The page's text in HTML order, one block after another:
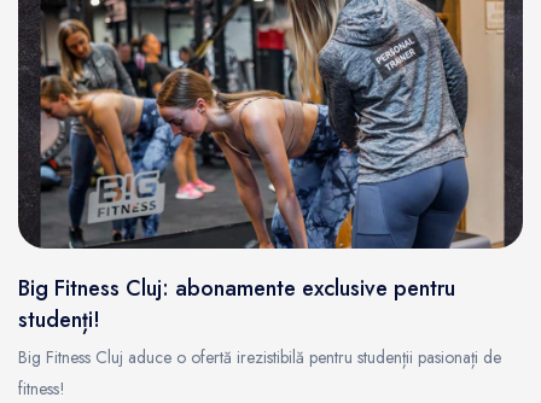
Big Fitness Cluj: abonamente exclusive pentru
studenți!
Big Fitness Cluj aduce o ofertă irezistibilă pentru studenții pasionați de
fitness!